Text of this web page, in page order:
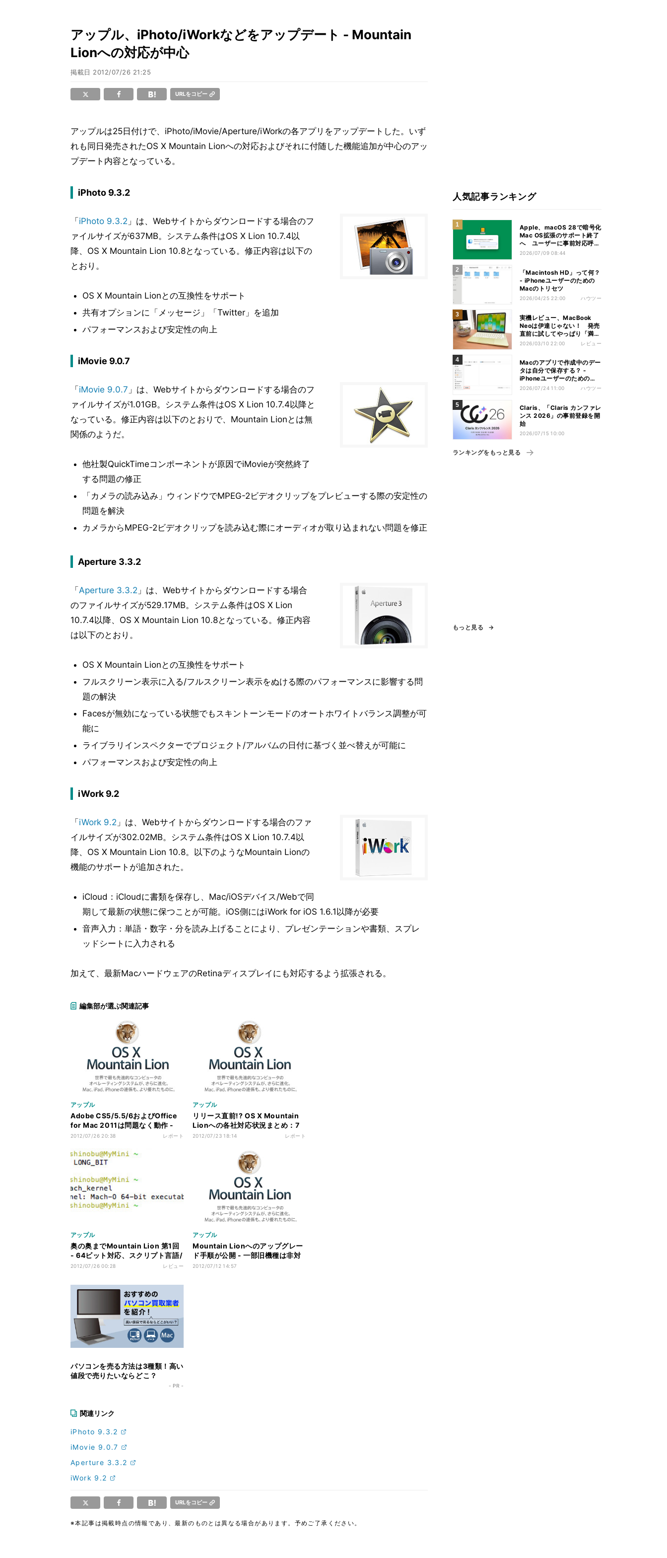
アップル、iPhoto/iWorkなどをアップデート - Mountain
Lionへの対応が中心
掲載日 2012/07/26 21:25
URLをコピー
アップルは25日付けで、iPhoto/iMovie/Aperture/iWorkの各アプリをアップデートした。いず
れも同日発売されたOS X Mountain Lionへの対応およびそれに付随した機能追加が中心のアッ
プデート内容となっている。
iPhoto 9.3.2
「 iPhoto 9.3.2 」は、Webサイトからダウンロードする場合のフ
ァイルサイズが637MB。システム条件はOS X Lion 10.7.4以
降、OS X Mountain Lion 10.8となっている。修正内容は以下の
とおり。
OS X Mountain Lionとの互換性をサポート
共有オプションに「メッセージ」「Twitter」を追加
パフォーマンスおよび安定性の向上
iMovie 9.0.7
「 iMovie 9.0.7 」は、Webサイトからダウンロードする場合のフ
ァイルサイズが1.01GB。システム条件はOS X Lion 10.7.4以降と
なっている。修正内容は以下のとおりで、Mountain Lionとは無
関係のようだ。
他社製QuickTimeコンポーネントが原因でiMovieが突然終了
する問題の修正
「カメラの読み込み」ウィンドウでMPEG-2ビデオクリップをプレビューする際の安定性の
問題を解決
カメラからMPEG-2ビデオクリップを読み込む際にオーディオが取り込まれない問題を修正
Aperture 3.3.2
「 Aperture 3.3.2 」は、Webサイトからダウンロードする場合
のファイルサイズが529.17MB。システム条件はOS X Lion
10.7.4以降、OS X Mountain Lion 10.8となっている。修正内容
は以下のとおり。
OS X Mountain Lionとの互換性をサポート
フルスクリーン表示に入る/フルスクリーン表示をぬける際のパフォーマンスに影響する問
題の解決
Facesが無効になっている状態でもスキントーンモードのオートホワイトバランス調整が可
能に
ライブラリインスペクターでプロジェクト/アルバムの日付に基づく並べ替えが可能に
パフォーマンスおよび安定性の向上
iWork 9.2
「 iWork 9.2 」は、Webサイトからダウンロードする場合のファ
イルサイズが302.02MB。システム条件はOS X Lion 10.7.4以
降、OS X Mountain Lion 10.8。以下のようなMountain Lionの
機能のサポートが追加された。
iCloud：iCloudに書類を保存し、Mac/iOSデバイス/Webで同
期して最新の状態に保つことが可能。iOS側にはiWork for iOS 1.6.1以降が必要
音声入力：単語・数字・分を読み上げることにより、プレゼンテーションや書類、スプレ
ッドシートに入力される
加えて、最新MacハードウェアのRetinaディスプレイにも対応するよう拡張される。
編集部が選ぶ関連記事
アップル
Adobe CS5/5.5/6およびOffice
for Mac 2011は問題なく動作 -
OS X Mountain Lionへの各社対
2012/07/26 20:38 レポート
アップル
リリース直前!? OS X Mountain
Lionへの各社対応状況まとめ：7
月23日版
2012/07/23 18:14 レポート
アップル
奥の奥までMountain Lion 第1回
- 64ビット対応、スクリプト言語/
サーバーソフト、OpenCLをチェ
2012/07/26 00:28 レビュー
アップル
Mountain Lionへのアップグレー
ド手順が公開 - 一部旧機種は非対
応に
2012/07/12 14:57
パソコンを売る方法は3種類！高い
値段で売りたいならどこ？
- PR -
関連リンク
iPhoto 9.3.2
iMovie 9.0.7
Aperture 3.3.2
iWork 9.2
URLをコピー
※本記事は掲載時点の情報であり、最新のものとは異なる場合があります。予めご了承ください。
人気記事ランキング
Apple、macOS 28で暗号化
Mac OS拡張のサポート終了
へ ユーザーに事前対応呼び
かけ
2026/07/09 08:44
「Macintosh HD」って何？
- iPhoneユーザーのための
Macのトリセツ
2026/04/25 22:00 ハウツー
実機レビュー、MacBook
Neoは伊達じゃない！ 発売
直前に試してやっぱり「満
足」
2026/03/10 22:00 レビュー
Macのアプリで作成中のデー
タは自分で保存する？ -
iPhoneユーザーのための
Macのトリセツ
2026/07/24 11:00 ハウツー
Claris、「Claris カンファレ
ンス 2026」の事前登録を開
始
2026/07/15 10:00
ランキングをもっと見る
もっと見る